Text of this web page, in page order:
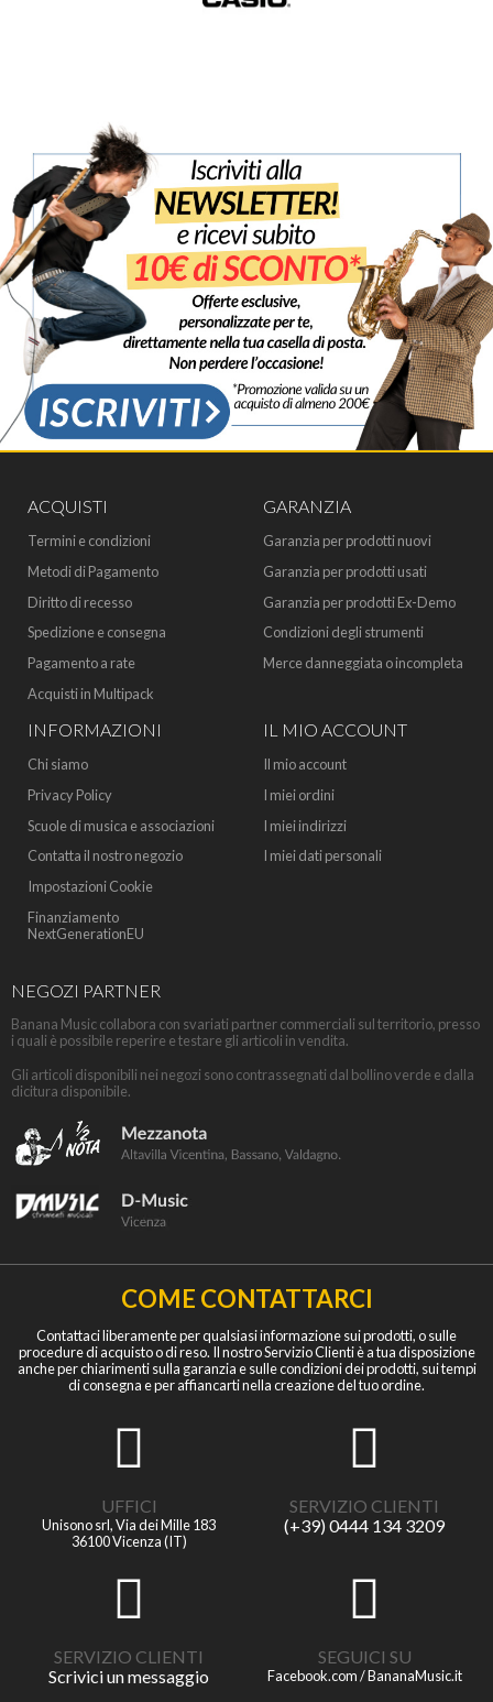
ACQUISTI
Termini e condizioni
Metodi di Pagamento
Diritto di recesso
Spedizione e consegna
Pagamento a rate
Acquisti in Multipack
GARANZIA
Garanzia per prodotti nuovi
Garanzia per prodotti usati
Garanzia per prodotti Ex-Demo
Condizioni degli strumenti
Merce danneggiata o incompleta
INFORMAZIONI
Chi siamo
Privacy Policy
Scuole di musica e associazioni
Contatta il nostro negozio
Impostazioni Cookie
Finanziamento
NextGenerationEU
IL MIO ACCOUNT
Il mio account
I miei ordini
I miei indirizzi
I miei dati personali
NEGOZI PARTNER
Banana Music collabora con svariati partner commerciali sul territorio, presso
i quali è possibile reperire e testare gli articoli in vendita.
Gli articoli disponibili nei negozi sono contrassegnati dal bollino verde e dalla
dicitura disponibile.
COME CONTATTARCI
Contattaci liberamente per qualsiasi informazione sui prodotti, o sulle
procedure di acquisto o di reso. Il nostro Servizio Clienti è a tua disposizione
anche per chiarimenti sulla garanzia e sulle condizioni dei prodotti, sui tempi
di consegna e per affiancarti nella creazione del tuo ordine.
UFFICI
Unisono srl, Via dei Mille 183
36100 Vicenza (IT)
SERVIZIO CLIENTI
(+39) 0444 134 3209
SERVIZIO CLIENTI
Scrivici un messaggio
SEGUICI SU
Facebook.com / BananaMusic.it